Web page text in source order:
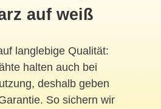
auf weiß
langlebige Qualität:
halten auch bei
deshalb geben
So sichern wir